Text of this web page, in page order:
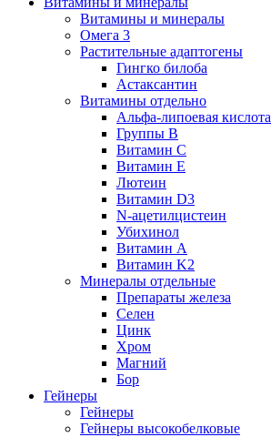
Витамины и минералы
Омега 3
Растительные адаптогены
Гингко билоба
Астаксантин
Витамины отдельно
Альфа-липоевая кислота
Группы B
Витамин С
Витамин Е
Лютеин
Витамин D3
N-ацетилцистеин
Убихинол
Витамин А
Витамин K2
Минералы отдельные
Препараты железа
Селен
Цинк
Хром
Магний
Бор
Гейнеры
Гейнеры
Гейнеры высокобелковые